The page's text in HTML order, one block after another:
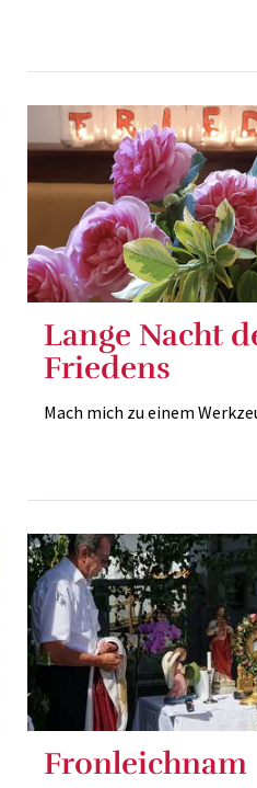
Lange Nacht
Friedens
Mach mich zu einem
Fronleichnam